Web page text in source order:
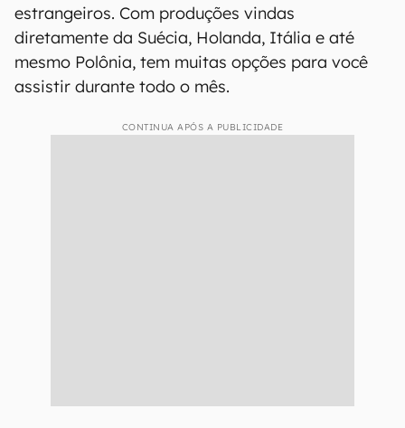
estrangeiros. Com produções vindas
diretamente da Suécia, Holanda, Itália e até
mesmo Polônia, tem muitas opções para você
assistir durante todo o mês.
CONTINUA APÓS A PUBLICIDADE